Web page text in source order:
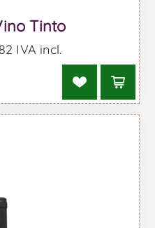
Tinto
IVA incl.